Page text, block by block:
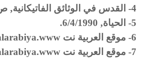
4- القدس في الوثائق الفاتيكانية, ص 174.
5- الحياة, 6/4/1990.
6- موقع العربية نت
www
.
7- موقع العربية نت
www
.